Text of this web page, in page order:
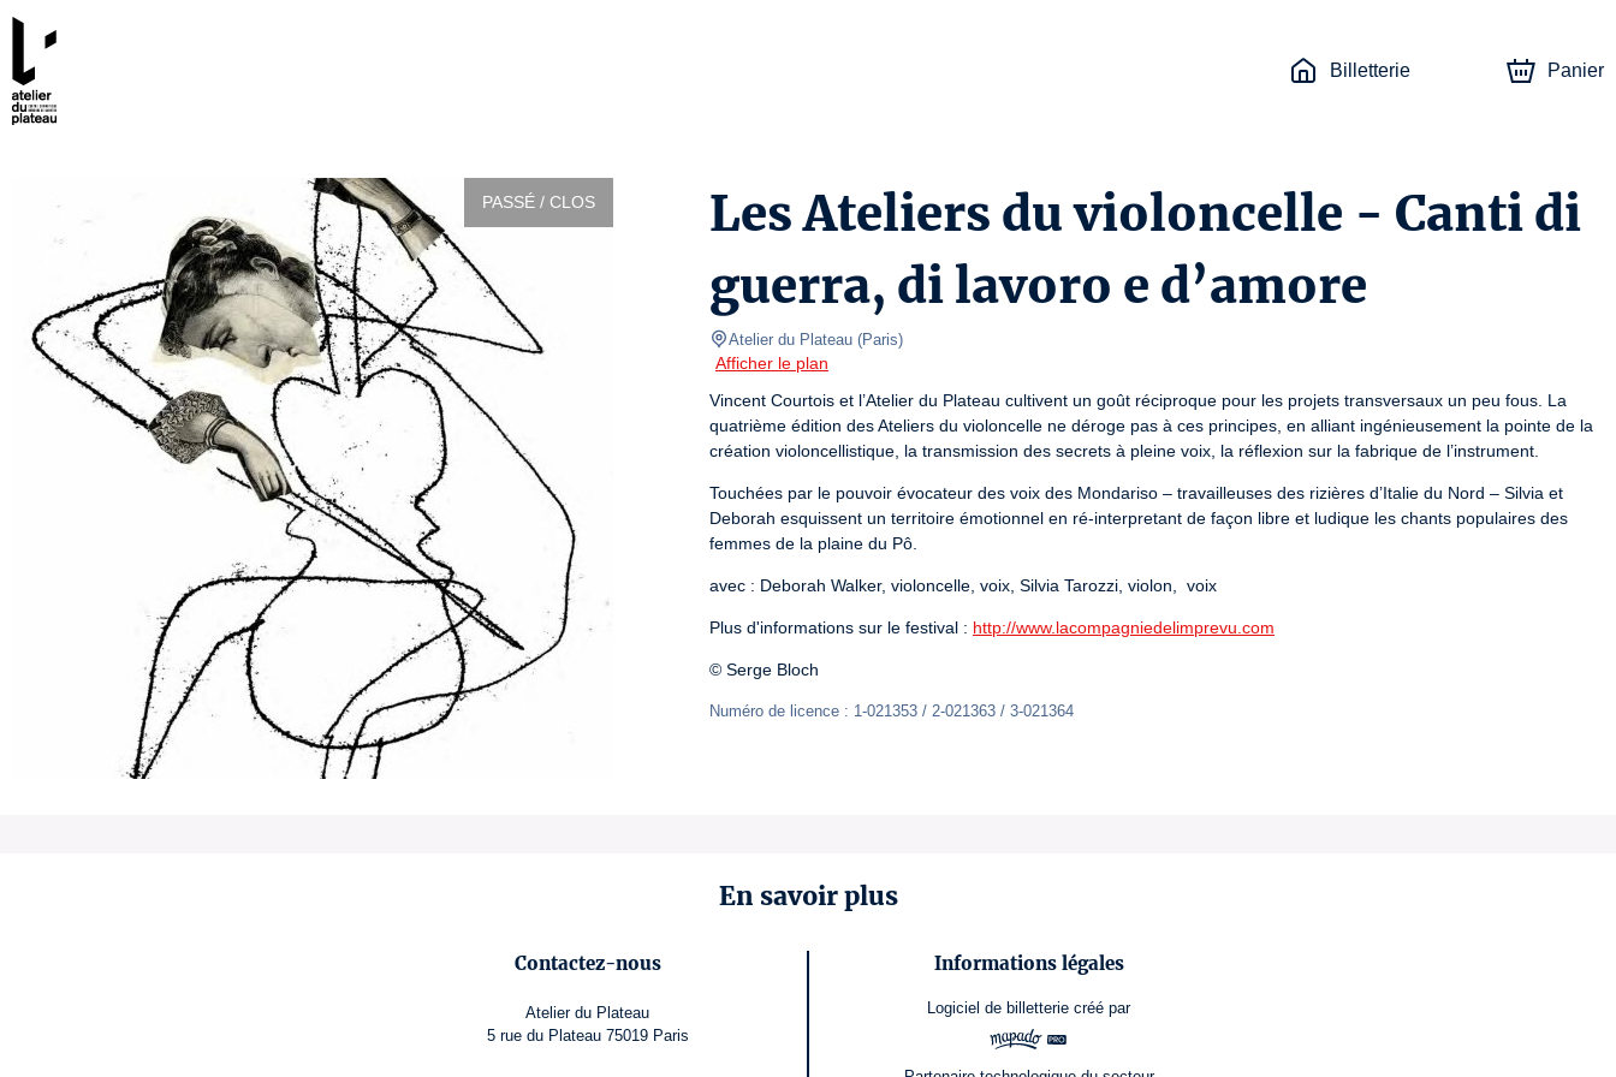
Billetterie Panier
PASSÉ / CLOS
Les Ateliers du violoncelle - Canti di
guerra, di lavoro e d’amore
Atelier du Plateau (Paris)
Afficher le plan
Vincent Courtois et l’Atelier du Plateau cultivent un goût réciproque pour les projets transversaux un peu fous. La
quatrième édition des Ateliers du violoncelle ne déroge pas à ces principes, en alliant ingénieusement la pointe de la
création violoncellistique, la transmission des secrets à pleine voix, la réflexion sur la fabrique de l’instrument.
Touchées par le pouvoir évocateur des voix des Mondariso – travailleuses des rizières d’Italie du Nord – Silvia et
Deborah esquissent un territoire émotionnel en ré-interpretant de façon libre et ludique les chants populaires des
femmes de la plaine du Pô.
avec : Deborah Walker, violoncelle, voix, Silvia Tarozzi, violon,  voix
Plus d'informations sur le festival : http://www.lacompagniedelimprevu.com
© Serge Bloch
Numéro de licence : 1-021353 / 2-021363 / 3-021364
En savoir plus
Contactez-nous
Atelier du Plateau
5 rue du Plateau 75019 Paris
Informations légales
Logiciel de billetterie créé par